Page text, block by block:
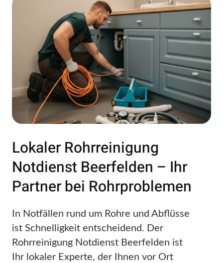
Lokaler Rohrreinigung
Notdienst Beerfelden – Ihr
Partner bei Rohrproblemen
In Notfällen rund um Rohre und Abflüsse
ist Schnelligkeit entscheidend. Der
Rohrreinigung Notdienst Beerfelden ist
Ihr lokaler Experte, der Ihnen vor Ort